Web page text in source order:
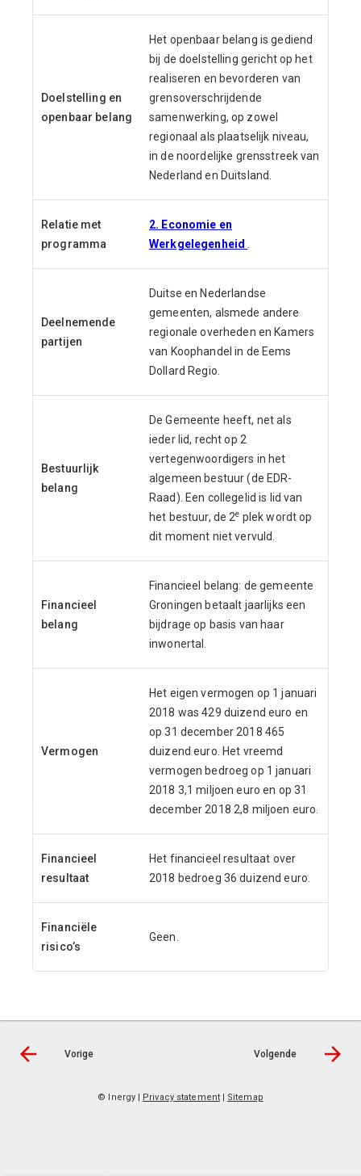
Doelstelling en
openbaar belang
Het openbaar belang is gediend
bij de doelstelling gericht op het
realiseren en bevorderen van
grensoverschrijdende
samenwerking, op zowel
regionaal als plaatselijk niveau,
in de noordelijke grensstreek van
Nederland en Duitsland.
Relatie met
programma
2. Economie en
Werkgelegenheid
Deelnemende
partijen
Duitse en Nederlandse
gemeenten, alsmede andere
regionale overheden en Kamers
van Koophandel in de Eems
Dollard Regio.
Bestuurlijk
belang
De Gemeente heeft, net als
ieder lid, recht op 2
vertegenwoordigers in het
algemeen bestuur (de EDR-
Raad). Een collegelid is lid van
het bestuur, de 2e plek wordt op
dit moment niet vervuld.
Financieel
belang
Financieel belang: de gemeente
Groningen betaalt jaarlijks een
bijdrage op basis van haar
inwonertal.
Vermogen
Het eigen vermogen op 1 januari
2018 was 429 duizend euro en
op 31 december 2018 465
duizend euro. Het vreemd
vermogen bedroeg op 1 januari
2018 3,1 miljoen euro en op 31
december 2018 2,8 miljoen euro.
Financieel
resultaat
Het financieel resultaat over
2018 bedroeg 36 duizend euro.
Financiële
risico’s
Geen.
Vorige Volgende
© Inergy | Privacy statement| Sitemap